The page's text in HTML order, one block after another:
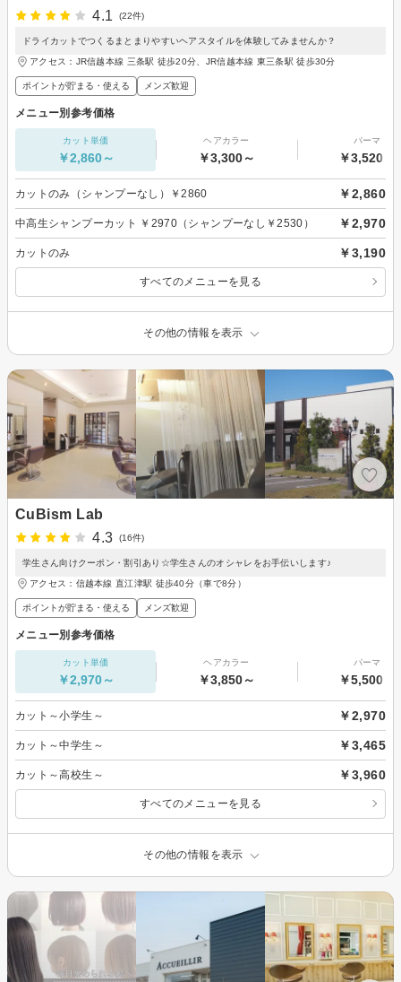
4.1 (22件)
ドライカットでつくるまとまりやすいヘアスタイルを体験してみませんか？
アクセス：JR信越本線 三条駅 徒歩20分、JR信越本線 東三条駅 徒歩30分
ポイントが貯まる・使える メンズ歓迎
メニュー別参考価格
カット単価
￥2,860～
ヘアカラー
￥3,300～
パーマ
￥3,520～
カットのみ（シャンプーなし）￥2860 ￥2,860
中高生シャンプーカット ￥2970（シャンプーなし￥2530） ￥2,970
カットのみ ￥3,190
すべてのメニューを見る
その他の情報を表示
CuBism Lab
4.3
(16件)
学生さん向けクーポン・割引あり☆学生さんのオシャレをお手伝いします♪
アクセス：信越本線 直江津駅 徒歩40分（車で8分）
ポイントが貯まる・使える メンズ歓迎
メニュー別参考価格
カット単価
￥2,970～
ヘアカラー
￥3,850～
パーマ
￥5,500～
カット～小学生～ ￥2,970
カット～中学生～ ￥3,465
カット～高校生～ ￥3,960
すべてのメニューを見る
その他の情報を表示